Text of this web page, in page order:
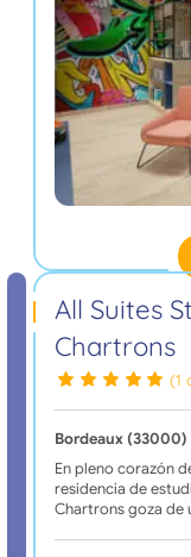
All Suites
Chartrons
(1
Bordeaux (33000)
En pleno corazón
residencia de
Chartrons goza de